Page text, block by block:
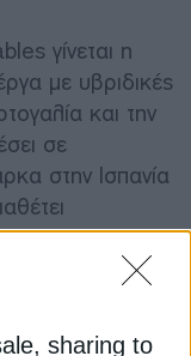
sharing to
γίνεται η
με υβριδικές
και την
σε
στην Ισπανία
αιολικής
να
MW
επόμενα